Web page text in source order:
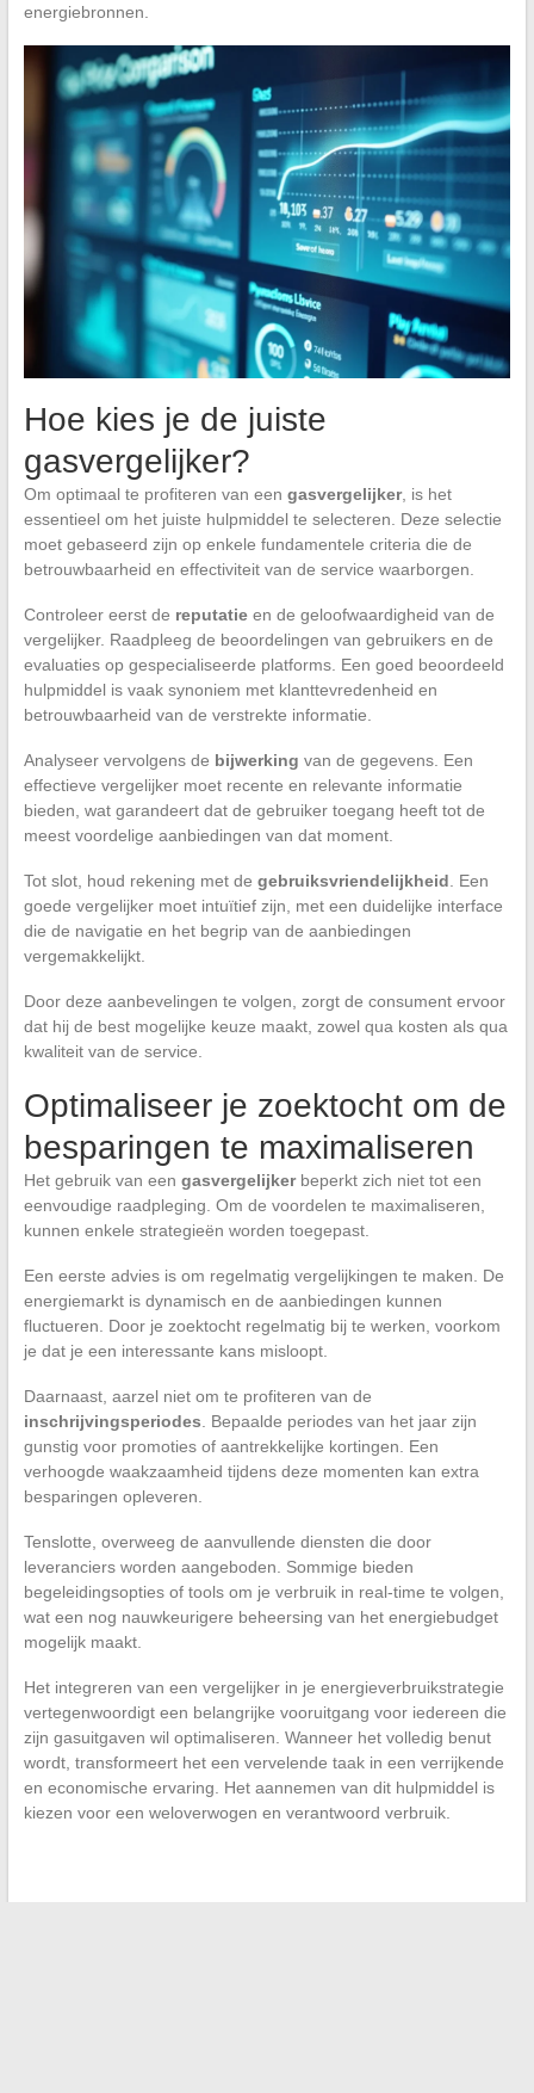
energiebronnen.
Hoe kies je de juiste
gasvergelijker?
Om optimaal te profiteren van een gasvergelijker, is het
essentieel om het juiste hulpmiddel te selecteren. Deze selectie
moet gebaseerd zijn op enkele fundamentele criteria die de
betrouwbaarheid en effectiviteit van de service waarborgen.
Controleer eerst de reputatieen de geloofwaardigheid van de
vergelijker. Raadpleeg de beoordelingen van gebruikers en de
evaluaties op gespecialiseerde platforms. Een goed beoordeeld
hulpmiddel is vaak synoniem met klanttevredenheid en
betrouwbaarheid van de verstrekte informatie.
Analyseer vervolgens de bijwerking van de gegevens. Een
effectieve vergelijker moet recente en relevante informatie
bieden, wat garandeert dat de gebruiker toegang heeft tot de
meest voordelige aanbiedingen van dat moment.
Tot slot, houd rekening met de gebruiksvriendelijkheid. Een
goede vergelijker moet intuïtief zijn, met een duidelijke interface
die de navigatie en het begrip van de aanbiedingen
vergemakkelijkt.
Door deze aanbevelingen te volgen, zorgt de consument ervoor
dat hij de best mogelijke keuze maakt, zowel qua kosten als qua
kwaliteit van de service.
Optimaliseer je zoektocht om de
besparingen te maximaliseren
Het gebruik van een gasvergelijkerbeperkt zich niet tot een
eenvoudige raadpleging. Om de voordelen te maximaliseren,
kunnen enkele strategieën worden toegepast.
Een eerste advies is om regelmatig vergelijkingen te maken. De
energiemarkt is dynamisch en de aanbiedingen kunnen
fluctueren. Door je zoektocht regelmatig bij te werken, voorkom
je dat je een interessante kans misloopt.
Daarnaast, aarzel niet om te profiteren van de
inschrijvingsperiodes. Bepaalde periodes van het jaar zijn
gunstig voor promoties of aantrekkelijke kortingen. Een
verhoogde waakzaamheid tijdens deze momenten kan extra
besparingen opleveren.
Tenslotte, overweeg de aanvullende diensten die door
leveranciers worden aangeboden. Sommige bieden
begeleidingsopties of tools om je verbruik in real-time te volgen,
wat een nog nauwkeurigere beheersing van het energiebudget
mogelijk maakt.
Het integreren van een vergelijker in je energieverbruikstrategie
vertegenwoordigt een belangrijke vooruitgang voor iedereen die
zijn gasuitgaven wil optimaliseren. Wanneer het volledig benut
wordt, transformeert het een vervelende taak in een verrijkende
en economische ervaring. Het aannemen van dit hulpmiddel is
kiezen voor een weloverwogen en verantwoord verbruik.